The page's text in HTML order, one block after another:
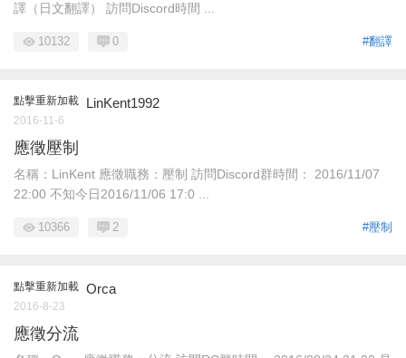
譯（日文翻譯） 訪問Discord時間 ...
#翻譯
10132 0
點擊重新加載 LinKent1992
2016-11-6
應徵壓制
名稱：LinKent 應徵職務：壓制 訪問Discord群時間： 2016/11/07
22:00 不知今日2016/11/06 17:0 ...
#壓制
10366 2
點擊重新加載 Orca
2016-8-23
應徵分流